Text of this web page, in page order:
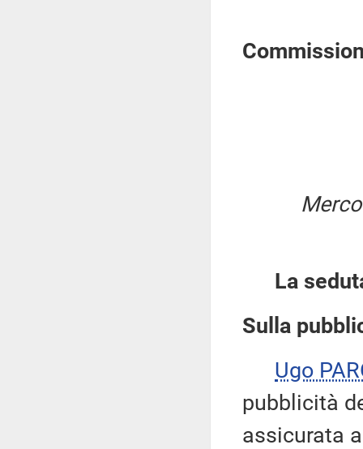
La
Sulla
Ugo
pubblicità
assicurata